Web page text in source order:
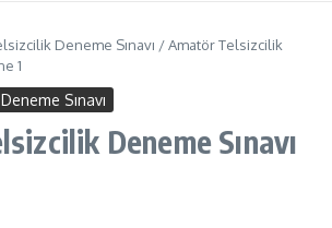
Deneme Sınavı /Amatör Telsizcilik
1
Sınavı
Deneme Sınavı